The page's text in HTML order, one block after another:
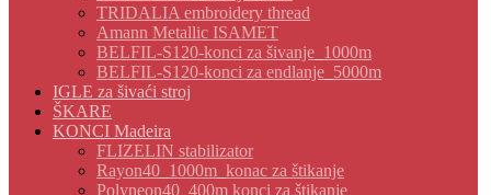
TRIDALIA embroidery thread
Amann Metallic ISAMET
BELFIL-S120-konci za šivanje_1000m
BELFIL-S120-konci za endlanje_5000m
IGLE za šivaći stroj
ŠKARE
KONCI Madeira
FLIZELIN stabilizator
Rayon40_1000m_konac za štikanje
Polyneon40_400m konci za štikanje